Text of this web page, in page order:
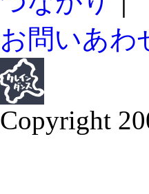
お問いあわ
Copyright